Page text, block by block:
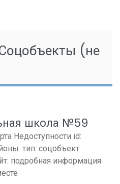
(не
школа №59
Недоступности id:
тип: соцобъект.
подробная информация